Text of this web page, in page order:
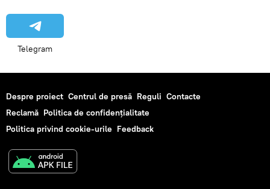
Telegram
Despre proiect Centrul de presă Reguli Contacte
Reclamă Politica de confidențialitate
Politica privind cookie-urile Feedback